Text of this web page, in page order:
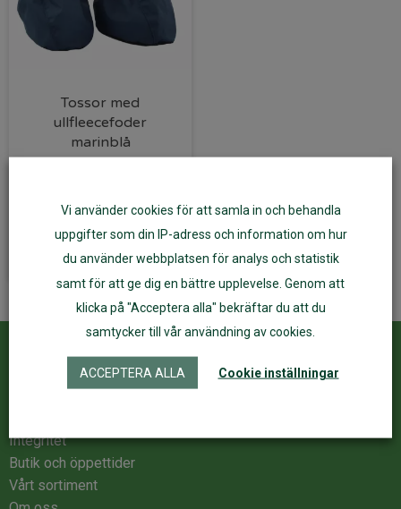
Tossor med
ullfleecefoder
marinblå
Välj alternativ
Kundservice
Integritet
Butik och öppettider
Vårt sortiment
ÅF Login
Vi använder cookies för att samla in och behandla
uppgifter som din IP-adress och information om hur
du använder webbplatsen för analys och statistik
samt för att ge dig en bättre upplevelse. Genom att
klicka på "Acceptera alla" bekräftar du att du
samtycker till vår användning av cookies.
ACCEPTERA ALLA Cookie inställningar